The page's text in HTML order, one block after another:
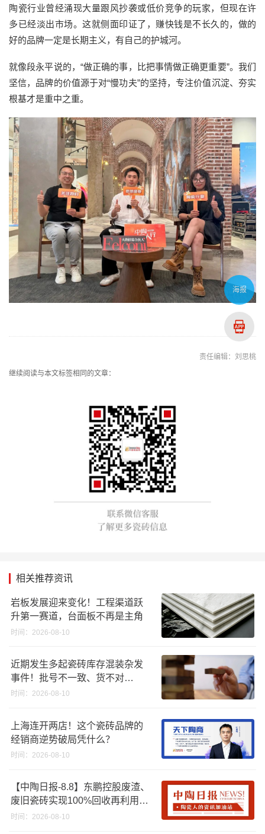
陶瓷行业曾经涌现大量跟风抄袭或低价竞争的玩家，但现在许
多已经淡出市场。这就侧面印证了，赚快钱是不长久的，做的
好的品牌一定是长期主义，有自己的护城河。
就像段永平说的，“做正确的事，比把事情做正确更重要”。我们
坚信，品牌的价值源于对“慢功夫”的坚持，专注价值沉淀、夯实
根基才是重中之重。
责任编辑：刘思桃
继续阅读与本文标签相同的文章：
相关推荐资讯
岩板发展迎来变化！工程渠道跃
升第一赛道，台面板不再是主角
时间：2026-08-10
近期发生多起瓷砖库存混装杂发
事件！批号不一致、货不对
板……
时间：2026-08-10
上海连开两店！这个瓷砖品牌的
经销商逆势破局凭什么？
时间：2026-08-10
【中陶日报-8.8】东鹏控股废渣、
废旧瓷砖实现100%回收再利用；
江西一陶企资产将以2670.88万起
时间：2026-08-10
海报